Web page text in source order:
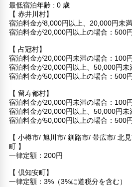
最低宿泊年齢 : 0 歳
【 赤井川村】
宿泊料金が8,000円以上、20,000円未
宿泊料金が20,000円以上の場合：500円
【 占冠村】
宿泊料金が20,000円未満の場合：100円
宿泊料金が20,000円以上、50,000円未
宿泊料金が50,000円以上の場合：500円
【 留寿都村】
宿泊料金が20,000円未満の場合：100円
宿泊料金が20,000円以上、50,000円未
宿泊料金が50,000円以上の場合：500円
【 小樽市/ 旭川市/ 釧路市/ 帯広市/ 北
町 】
一律定額：200円
【 倶知安町】
一律定額：3%（3%に道税分を含む）